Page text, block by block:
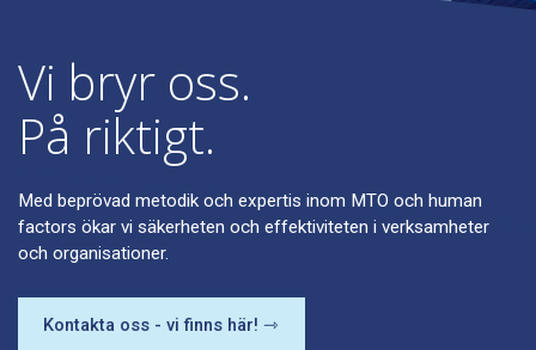
Vi bryr oss.
På riktigt.
Med beprövad metodik och expertis inom MTO och human
factors ökar vi säkerheten och effektiviteten i verksamheter
och organisationer.
Kontakta oss - vi finns här! ⇾